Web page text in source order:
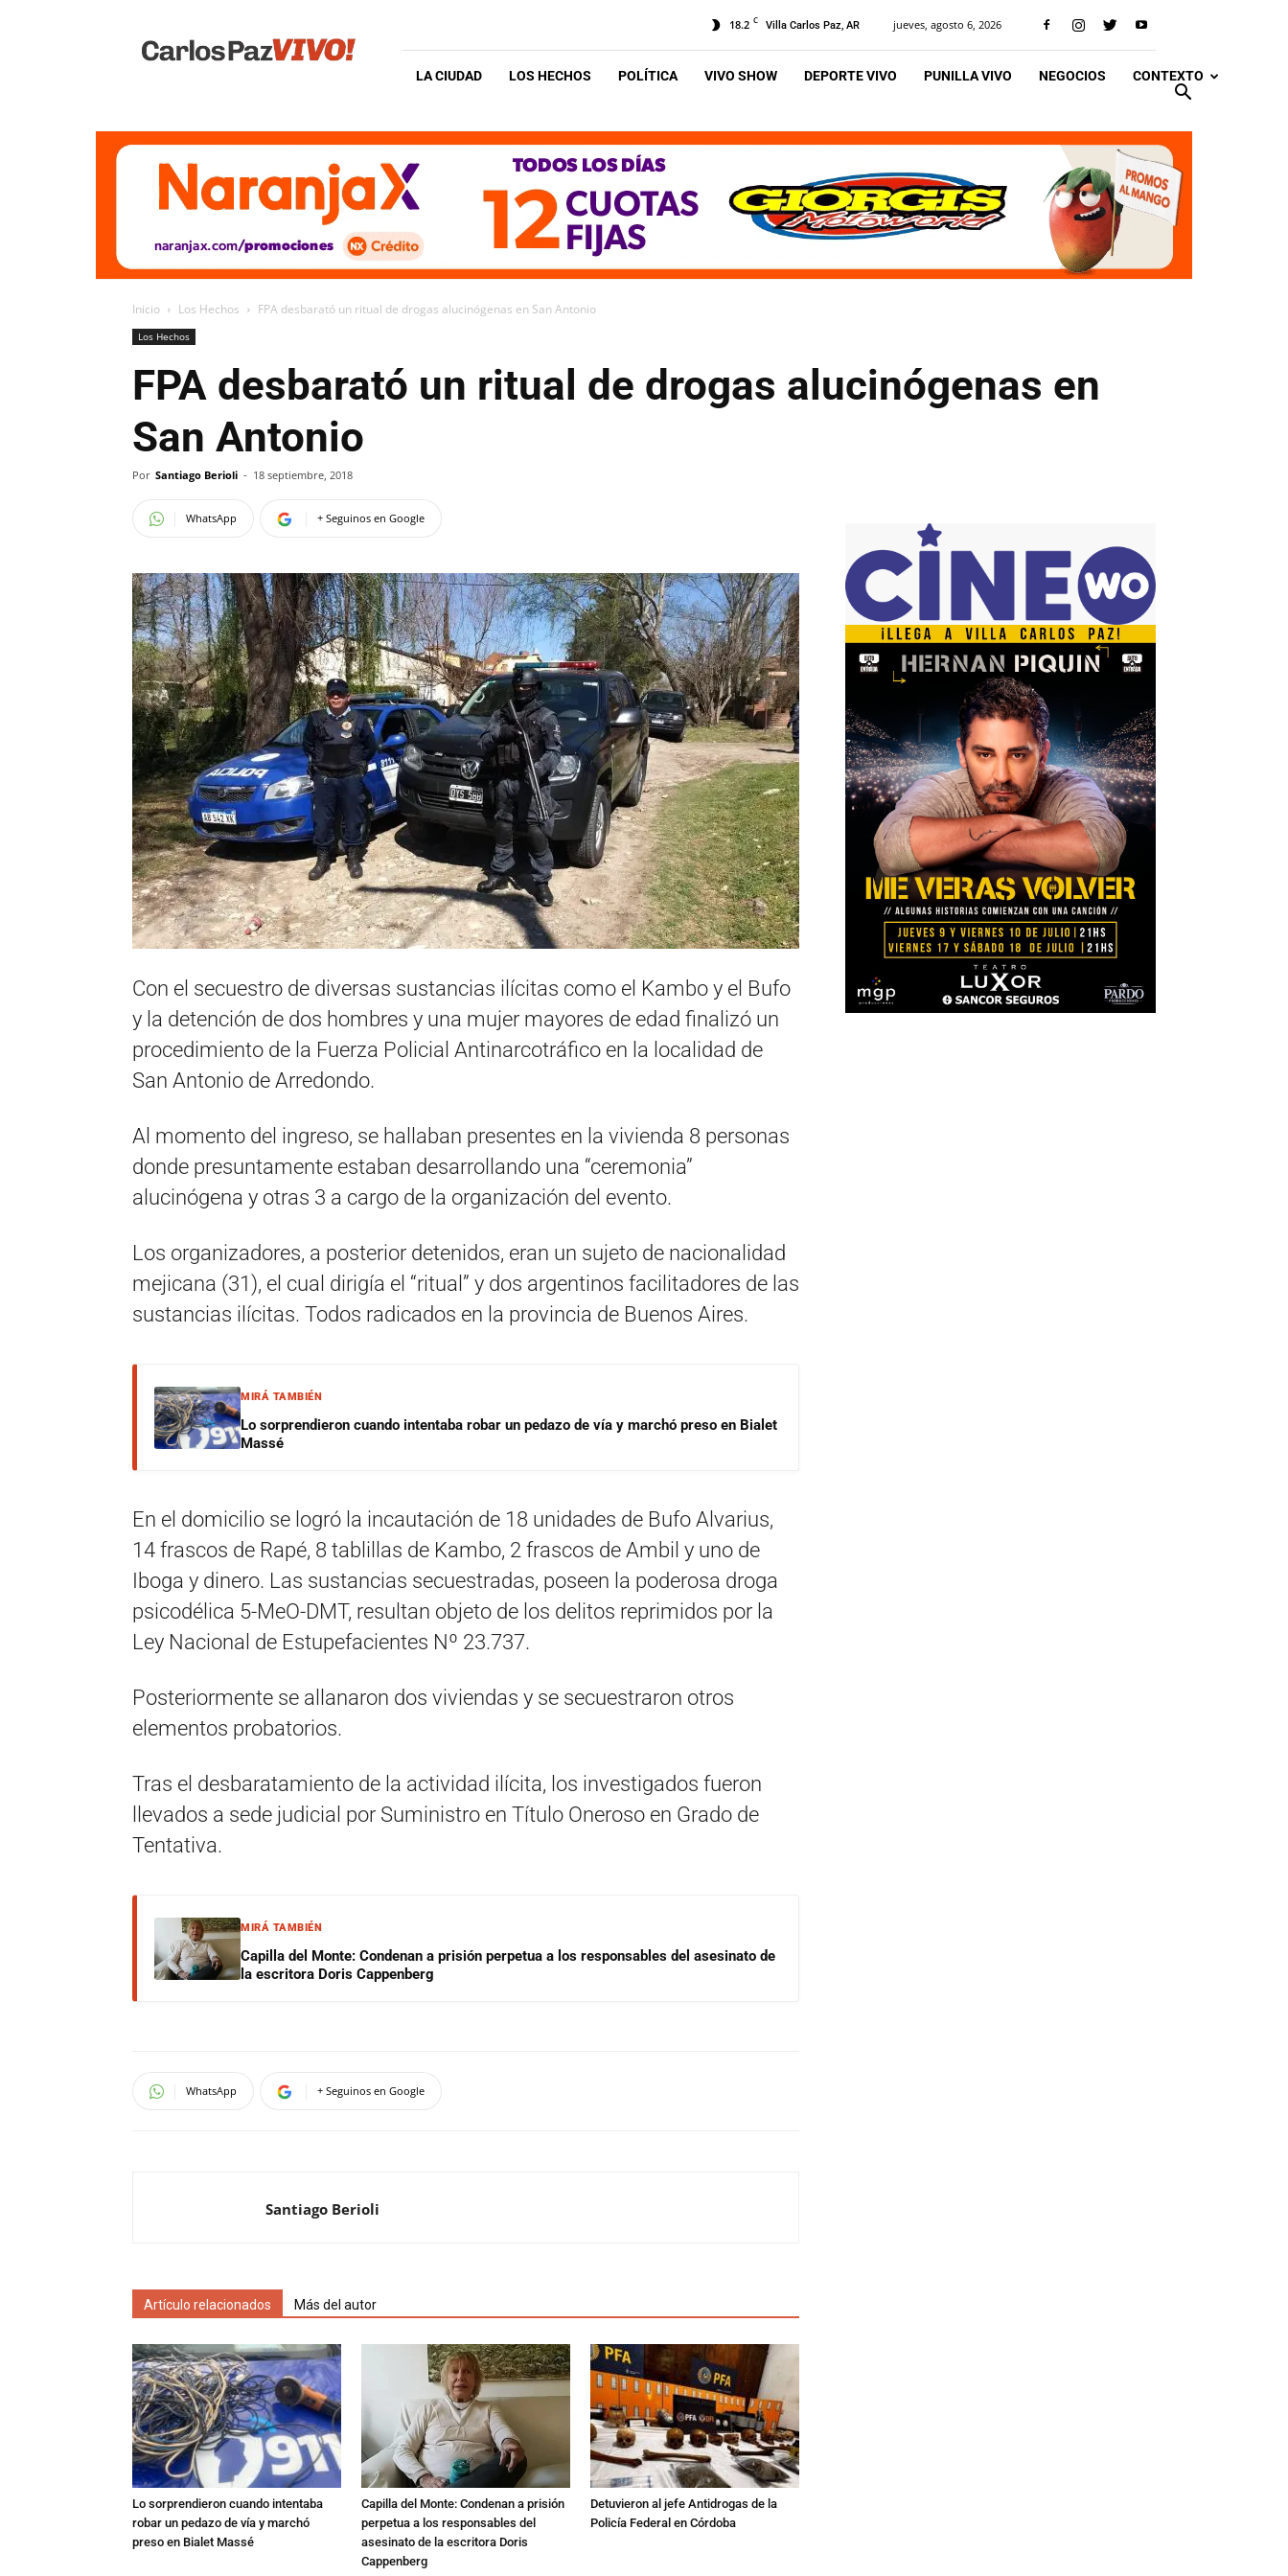
Vivo
18.2 C Villa Carlos Paz, AR jueves, agosto 6, 2026
LA CIUDAD LOS HECHOS POLÍTICA VIVO SHOW DEPORTE VIVO PUNILLA VIVO NEGOCIOS CONTEXTO
Inicio Los Hechos FPA desbarató un ritual de drogas alucinógenas en San Antonio
Los Hechos
FPA desbarató un ritual de drogas alucinógenas en
San Antonio
Por Santiago Berioli - 18 septiembre, 2018
WhatsApp + Seguinos en Google
Con el secuestro de diversas sustancias ilícitas como el Kambo y el Bufo
y la detención de dos hombres y una mujer mayores de edad finalizó un
procedimiento de la Fuerza Policial Antinarcotráfico en la localidad de
San Antonio de Arredondo.
Al momento del ingreso, se hallaban presentes en la vivienda 8 personas
donde presuntamente estaban desarrollando una “ceremonia”
alucinógena y otras 3 a cargo de la organización del evento.
Los organizadores, a posterior detenidos, eran un sujeto de nacionalidad
mejicana (31), el cual dirigía el “ritual” y dos argentinos facilitadores de las
sustancias ilícitas. Todos radicados en la provincia de Buenos Aires.
MIRÁ TAMBIÉN
Lo sorprendieron cuando intentaba robar un pedazo de vía y marchó preso en Bialet
Massé
En el domicilio se logró la incautación de 18 unidades de Bufo Alvarius,
14 frascos de Rapé, 8 tablillas de Kambo, 2 frascos de Ambil y uno de
Iboga y dinero. Las sustancias secuestradas, poseen la poderosa droga
psicodélica 5-MeO-DMT, resultan objeto de los delitos reprimidos por la
Ley Nacional de Estupefacientes Nº 23.737.
Posteriormente se allanaron dos viviendas y se secuestraron otros
elementos probatorios.
Tras el desbaratamiento de la actividad ilícita, los investigados fueron
llevados a sede judicial por Suministro en Título Oneroso en Grado de
Tentativa.
MIRÁ TAMBIÉN
Capilla del Monte: Condenan a prisión perpetua a los responsables del asesinato de
la escritora Doris Cappenberg
WhatsApp + Seguinos en Google
Santiago Berioli
Artículo relacionados Más del autor
Lo sorprendieron cuando intentaba
robar un pedazo de vía y marchó
preso en Bialet Massé
Capilla del Monte: Condenan a prisión
perpetua a los responsables del
asesinato de la escritora Doris
Cappenberg
Detuvieron al jefe Antidrogas de la
Policía Federal en Córdoba